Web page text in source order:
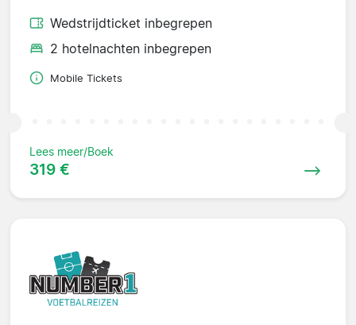
Wedstrijdticket inbegrepen
2 hotelnachten inbegrepen
Mobile Tickets
Lees meer/Boek
319 €